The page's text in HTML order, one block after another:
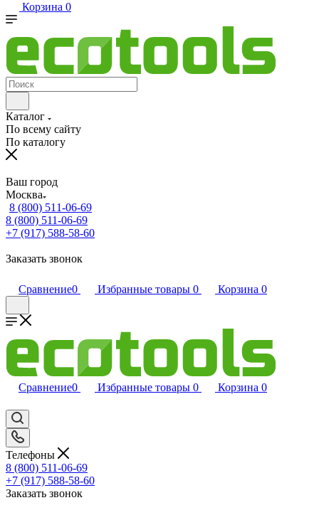
Корзина 0
Каталог
По всему сайту
По каталогу
Ваш город
Москва
8 (800) 511-06-69
8 (800) 511-06-69
+7 (917) 588-58-60
Заказать звонок
Сравнение0 Избранные товары 0 Корзина 0
Сравнение0 Избранные товары 0 Корзина 0
Телефоны
8 (800) 511-06-69
+7 (917) 588-58-60
Заказать звонок